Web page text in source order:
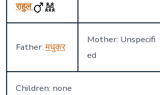
राहुल
Father:मधुकर
Mother: Unspecifi
ed
Children: none